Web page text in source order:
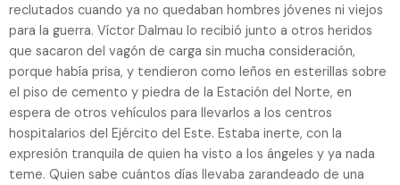
reclutados cuando ya no quedaban hombres jóvenes ni viejos
para la guerra. Víctor Dalmau lo recibió junto a otros heridos
que sacaron del vagón de carga sin mucha consideración,
porque había prisa, y tendieron como leños en esterillas sobre
el piso de cemento y piedra de la Estación del Norte, en
espera de otros vehículos para llevarlos a los centros
hospitalarios del Ejército del Este. Estaba inerte, con la
expresión tranquila de quien ha visto a los ángeles y ya nada
teme. Quien sabe cuántos días llevaba zarandeado de una